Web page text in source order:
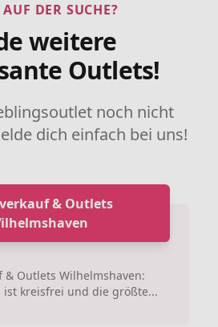
DER SUCHE?
weitere
Outlets!
noch nicht
dich einfach bei uns!
& Outlets
& Outlets Wilhelmshaven:
ist kreisfrei und die größte...